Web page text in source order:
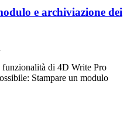
e archiviazione dei
funzionalità di 4D Write Pro
Stampare un modulo